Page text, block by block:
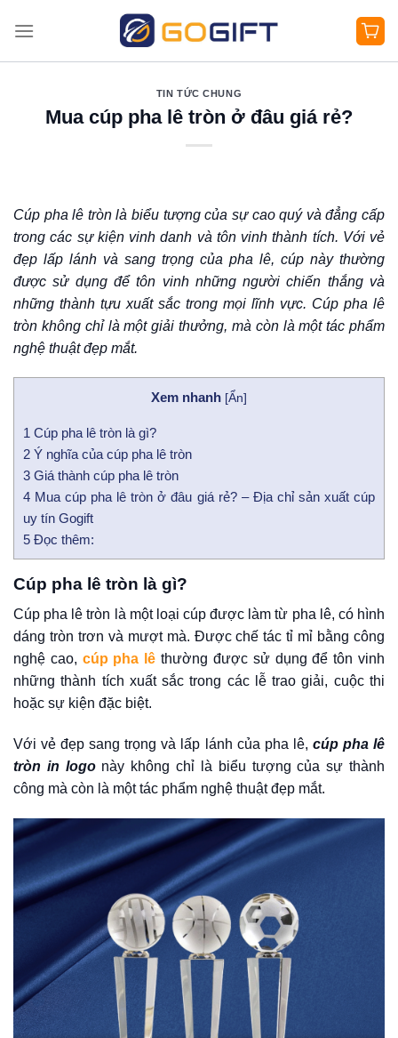
qua
TIN TỨC CHUNG
Mua cúp pha lê tròn ở đâu giá rẻ?
Cúp pha lê tròn là biểu tượng của sự cao quý và đẳng cấp
trong các sự kiện vinh danh và tôn vinh thành tích. Với vẻ
đẹp lấp lánh và sang trọng của pha lê, cúp này thường
được sử dụng để tôn vinh những người chiến thắng và
những thành tựu xuất sắc trong mọi lĩnh vực. Cúp pha lê
tròn không chỉ là một giải thưởng, mà còn là một tác phẩm
nghệ thuật đẹp mắt.
Xem nhanh [Ẩn]
1 Cúp pha lê tròn là gì?
2 Ý nghĩa của cúp pha lê tròn
3 Giá thành cúp pha lê tròn
4 Mua cúp pha lê tròn ở đâu giá rẻ? – Địa chỉ sản xuất cúp
uy tín Gogift
5 Đọc thêm:
Cúp pha lê tròn là gì?
Cúp pha lê tròn là một loại cúp được làm từ pha lê, có hình
dáng tròn trơn và mượt mà. Được chế tác tỉ mỉ bằng công
nghệ cao, cúp pha lê thường được sử dụng để tôn vinh
những thành tích xuất sắc trong các lễ trao giải, cuộc thi
hoặc sự kiện đặc biệt.
Với vẻ đẹp sang trọng và lấp lánh của pha lê, cúp pha lê
tròn in logonày không chỉ là biểu tượng của sự thành
công mà còn là một tác phẩm nghệ thuật đẹp mắt.